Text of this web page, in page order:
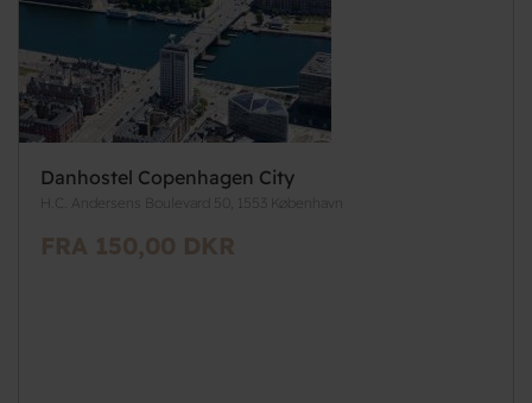
Danhostel Copenhagen City
H.C. Andersens Boulevard 50, 1553 København
FRA 150,00 DKR